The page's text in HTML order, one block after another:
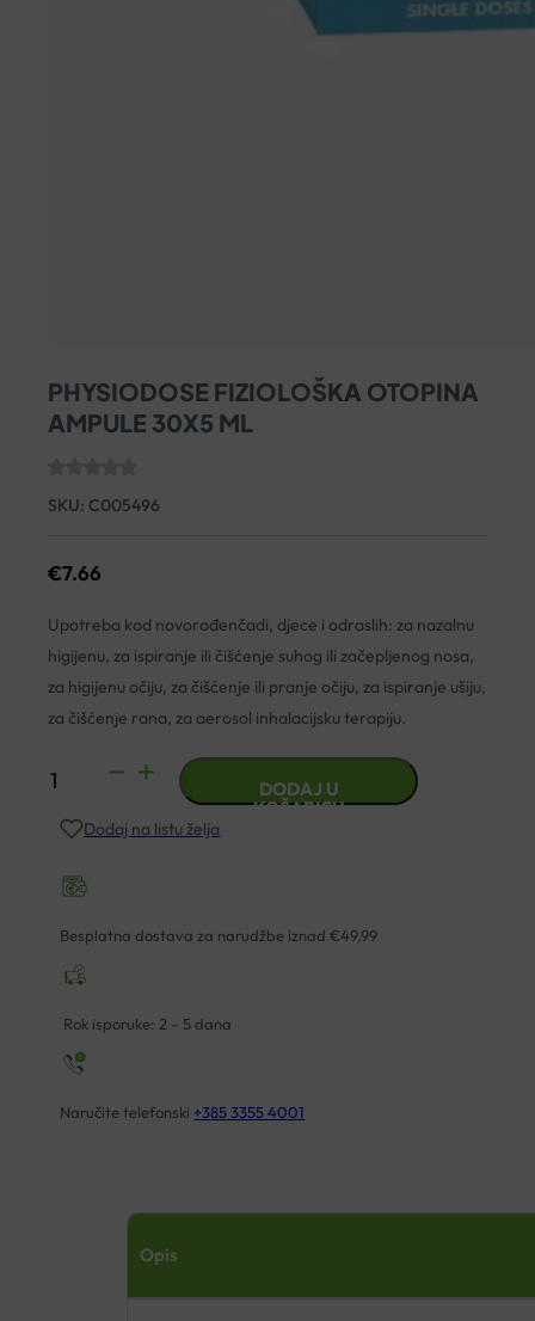
PHYSIODOSE FIZIOLOŠKA OTOPINA
AMPULE 30X5 ML
SKU: C005496
€7.66
Upotreba kod novorođenčadi, djece i odraslih: za nazalnu
higijenu, za ispiranje ili čišćenje suhog ili začepljenog nosa,
za higijenu očiju, za čišćenje ili pranje očiju, za ispiranje ušiju,
za čišćenje rana, za aerosol inhalacijsku terapiju.
PHYSIODOSE
OTOPINA
30X5
ML
DODAJ U
KOŠARICU
Dodaj na listu želja
Besplatna dostava za narudžbe iznad €49,99
Rok isporuke: 2 – 5 dana
Naručite telefonski +385 3355 4001
Opis